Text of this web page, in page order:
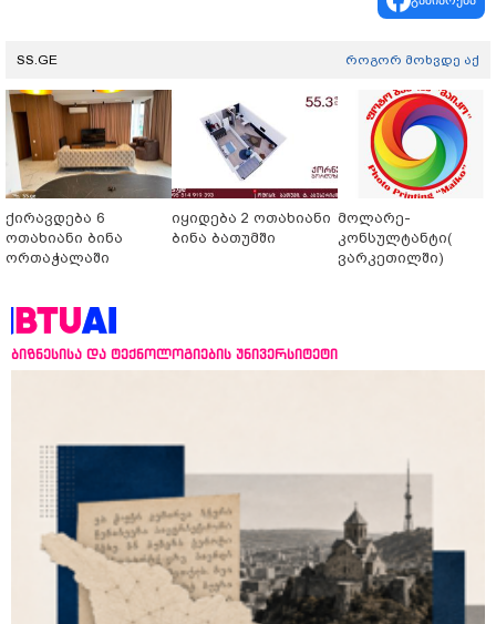
SS.GE როგორ მოხვდე აქ
ქირავდება 6
ოთახიანი ბინა
ორთაჭალაში
იყიდება 2 ოთახიანი
ბინა ბათუმში
მოლარე-
კონსულტანტი(
ვარკეთილში)
ბიზნესისა და ტექნოლოგიების უნივერსიტეტი